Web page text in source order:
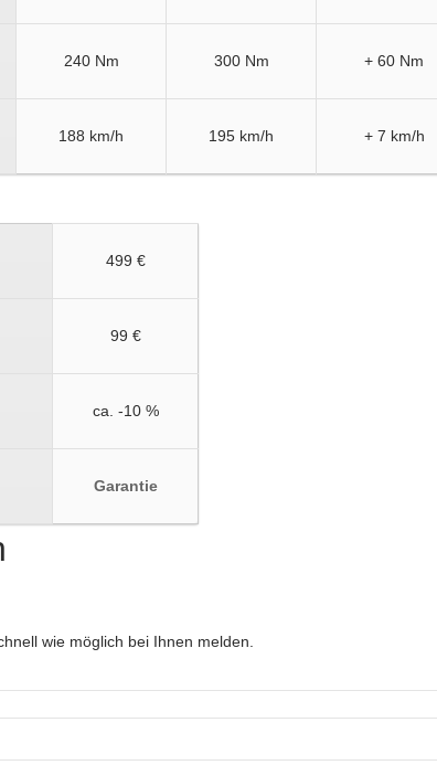
240 Nm 300 Nm + 60 Nm
188 km/h 195 km/h + 7 km/h
499 €
99 €
ca. -10 %
Garantie
wie möglich bei Ihnen melden.